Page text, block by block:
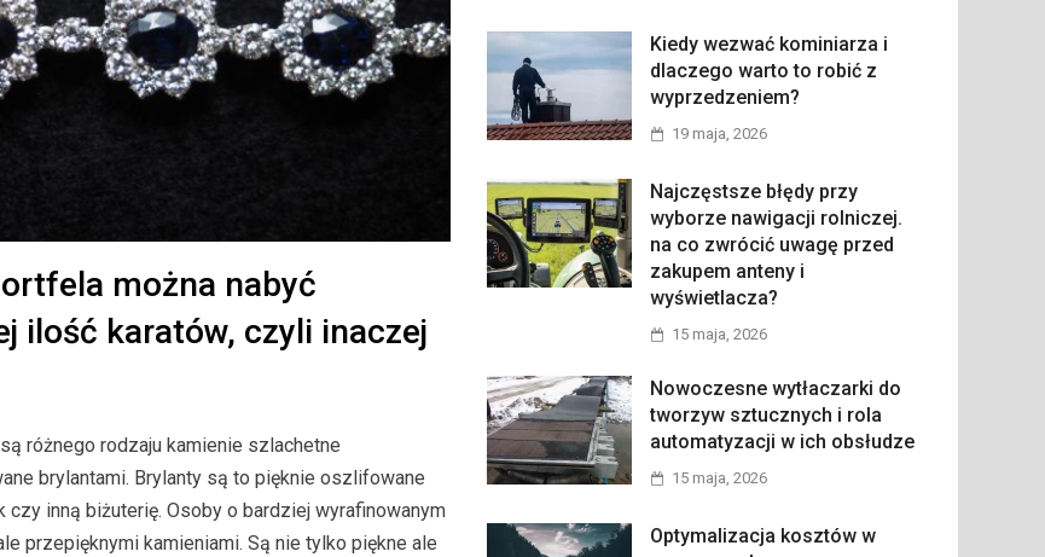
można nabyć
ilość karatów, czyli inaczej
różnego rodzaju kamienie szlachetne
brylantami. Brylanty są to pięknie oszlifowane
inną biżuterię. Osoby o bardziej wyrafinowanym
przepięknymi kamieniami. Są nie tylko piękne ale
Kiedy wezwać kominiarza i
dlaczego warto to robić z
wyprzedzeniem?
19 maja, 2026
Najczęstsze błędy przy
wyborze nawigacji rolniczej.
na co zwrócić uwagę przed
zakupem anteny i
wyświetlacza?
15 maja, 2026
Nowoczesne wytłaczarki do
tworzyw sztucznych i rola
automatyzacji w ich obsłudze
15 maja, 2026
Optymalizacja kosztów w